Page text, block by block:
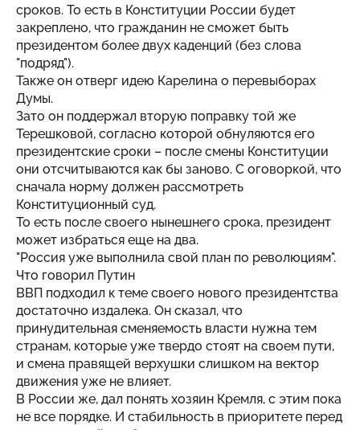
сроков. То есть в Конституции России будет
закреплено, что гражданин не сможет быть
президентом более двух каденций (без слова
"подряд").
Также он отверг идею Карелина о перевыборах
Думы.
Зато он поддержал вторую поправку той же
Терешковой, согласно которой обнуляются его
президентские сроки – после смены Конституции
они отсчитываются как бы заново. С оговоркой, что
сначала норму должен рассмотреть
Конституционный суд.
То есть после своего нынешнего срока, президент
может избраться еще на два.
"Россия уже выполнила свой план по революциям".
Что говорил Путин
ВВП подходил к теме своего нового президентства
достаточно издалека. Он сказал, что
принудительная сменяемость власти нужна тем
странам, которые уже твердо стоят на своем пути,
и смена правящей верхушки слишком на вектор
движения уже не влияет.
В России же, дал понять хозяин Кремля, с этим пока
не все порядке. И стабильность в приоритете перед